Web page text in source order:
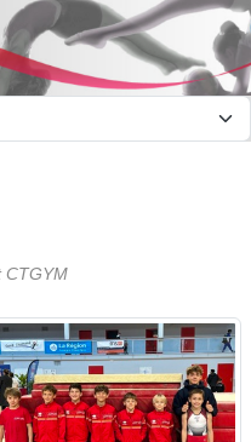
CTGYM